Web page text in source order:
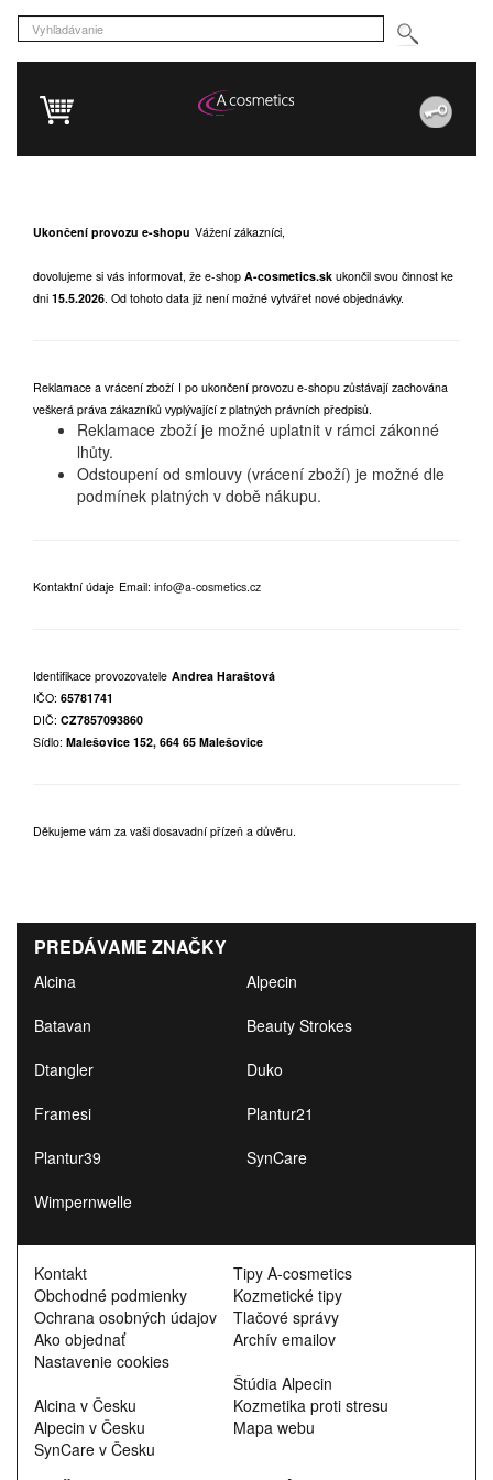
Ukončení provozu e-shopu Vážení zákazníci,
dovolujeme si vás informovat, že e-shop A-cosmetics.sk ukončil svou činnost ke
dni 15.5.2026. Od tohoto data již není možné vytvářet nové objednávky.
Reklamace a vrácení zboží I po ukončení provozu e-shopu zůstávají zachována
veškerá práva zákazníků vyplývající z platných právních předpisů.
Reklamace zboží je možné uplatnit v rámci zákonné
lhůty.
Odstoupení od smlouvy (vrácení zboží) je možné dle
podmínek platných v době nákupu.
Kontaktní údaje Email: info@a-cosmetics.cz
Identifikace provozovatele Andrea Haraštová
IČO: 65781741
DIČ: CZ7857093860
Sídlo: Malešovice 152, 664 65 Malešovice
Děkujeme vám za vaši dosavadní přízeň a důvěru.
PREDÁVAME ZNAČKY
Alcina
Alpecin
Batavan
Beauty Strokes
Dtangler
Duko
Framesi
Plantur21
Plantur39
SynCare
Wimpernwelle
Kontakt
Obchodné podmienky
Ochrana osobných údajov
Ako objednať
Nastavenie cookies
Alcina v Česku
Alpecin v Česku
SynCare v Česku
Tipy A-cosmetics
Kozmetické tipy
Tlačové správy
Archív emailov
Štúdia Alpecin
Kozmetika proti stresu
Mapa webu